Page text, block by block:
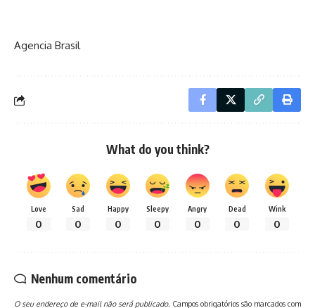
Agencia Brasil
What do you think?
Love
0
Sad
0
Happy
0
Sleepy
0
Angry
0
Dead
0
Wink
0
Nenhum comentário
O seu endereço de e-mail não será publicado. Campos obrigatórios são marcados com